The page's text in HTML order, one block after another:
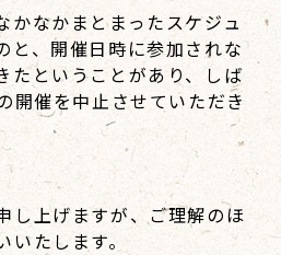
かなかまとまったスケジュ
と、開催日時に参加されな
たということがあり、しば
開催を中止させていただき
し上げますが、ご理解のほ
たします。